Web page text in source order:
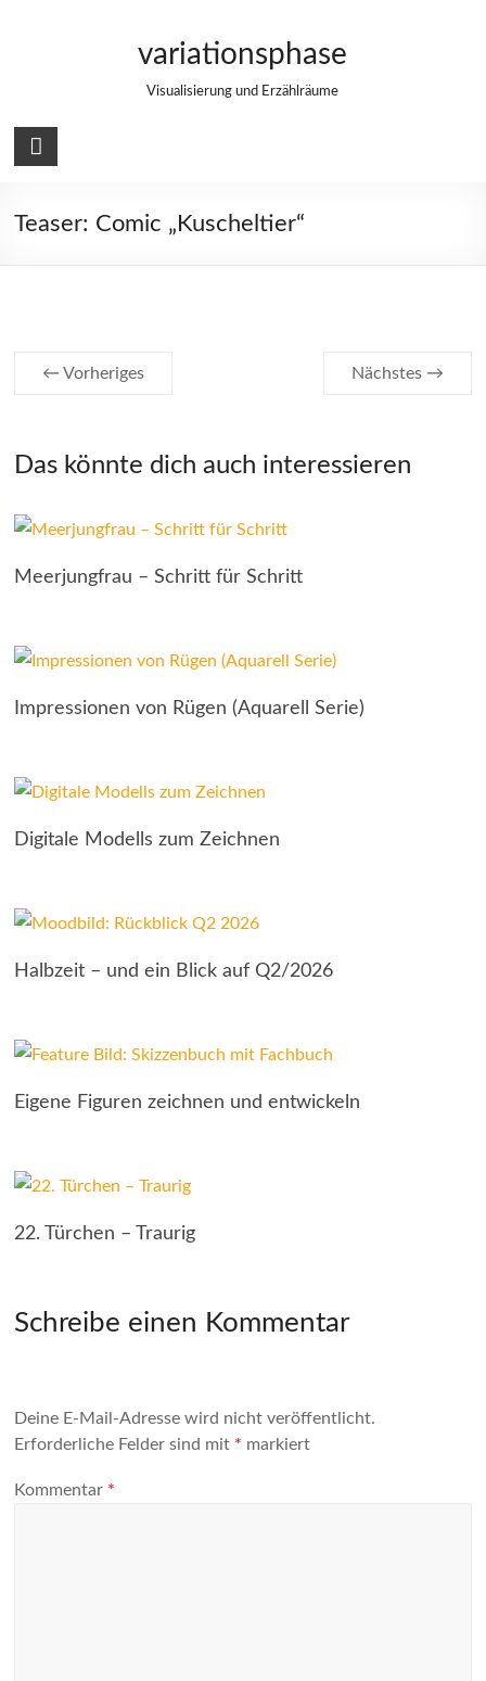
variationsphase
Visualisierung und Erzählräume
Teaser: Comic „Kuscheltier“
← Vorheriges Nächstes →
Das könnte dich auch interessieren
Meerjungfrau – Schritt für Schritt
Impressionen von Rügen (Aquarell Serie)
Digitale Modells zum Zeichnen
Halbzeit – und ein Blick auf Q2/2026
Eigene Figuren zeichnen und entwickeln
22. Türchen – Traurig
Schreibe einen Kommentar
Deine E-Mail-Adresse wird nicht veröffentlicht.
Erforderliche Felder sind mit * markiert
Kommentar *